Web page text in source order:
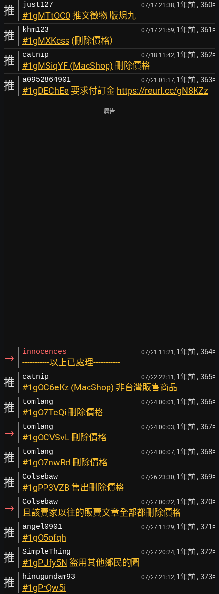
推 just127 07/17 21:38, 1年前 , 360F
#1gMTtOC0 推文徵物 版規九
推 khm123 07/17 21:59, 1年前 , 361 F
#1gMXKcss (刪除價格）
推 catnip 07/18 11:42, 1年前 , 362F
#1gMSiqYF (MacShop) 刪除價格
推 a0952864901 07/21 01:17, 1年前 , 363F
#1gDEChEe 要求付訂金 https://reurl.cc/gN8KZz
廣告
→ innocences 07/21 11:21, 1年前 , 364F
-----------以上已處理-----------
推 catnip 07/22 22:11, 1年前 , 365F
#1gOC6eKz (MacShop) 非台灣販售商品
推 tomlang 07/24 00:01, 1年前 , 366F
#1gO7TeQi 刪除價格
→ tomlang 07/24 00:03, 1年前 , 367F
#1gOCVSvL刪除價格
推 tomlang 07/24 00:07, 1年前 , 368F
#1gO7nwRd 刪除價格
推 Colsebaw 07/26 23:30, 1年前 , 369F
#1gPP3VZB售出刪除價格
→ Colsebaw 07/27 00:22, 1年前 , 370F
且該賣家以往的販賣文章全部都刪除價格
推 angel0901 07/27 11:29, 1年前 , 371 F
#1gO5ofqh
推 SimpleThing 07/27 20:24, 1年前 , 372F
#1gPUfy5N 盜用其他鄉民的圖
推 hinugundam93 07/27 21:12, 1年前 , 373F
#1gPrQw5i